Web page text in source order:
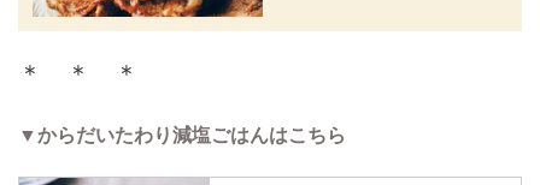
＊ ＊ ＊
▼からだいたわり減塩ごはんはこちら